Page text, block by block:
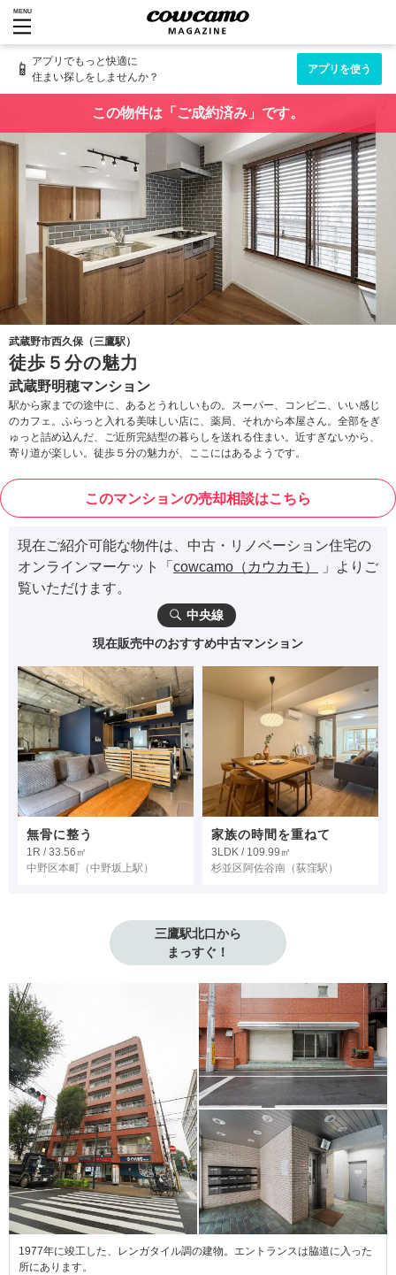
MENU
📱 アプリでもっと快適に
住まい探しをしませんか？
アプリを使う
この物件は「ご成約済み」です。
武蔵野市西久保（三鷹駅）
徒歩５分の魅力
武蔵野明穂マンション
駅から家までの途中に、あるとうれしいもの。スーパー、コンビニ、いい感じ
のカフェ。ふらっと入れる美味しい店に、薬局、それから本屋さん。全部をぎ
ゅっと詰め込んだ、ご近所完結型の暮らしを送れる住まい。近すぎないから、
寄り道が楽しい。徒歩５分の魅力が、ここにはあるようです。
このマンションの売却相談はこちら
現在ご紹介可能な物件は、中古・リノベーション住宅の
オンラインマーケット「 cowcamo（カウカモ）
」よりご
覧いただけます。
中央線
現在販売中のおすすめ中古マンション
無骨に整う
1R / 33.56㎡
中野区本町 （中野坂上駅）
家族の時間を重ねて
3LDK / 109.99㎡
杉並区阿佐谷南 （荻窪駅）
三鷹駅北口から
まっすぐ！
1977年に竣工した、レンガタイル調の建物。エントランスは脇道に入った
所にあります。